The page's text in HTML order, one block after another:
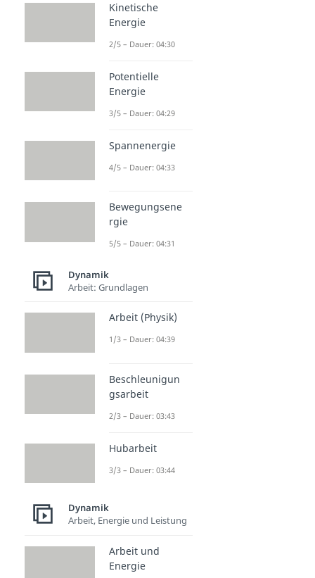
Kinetische
Energie
2/5 – Dauer: 04:30
Potentielle
Energie
3/5 – Dauer: 04:29
Spannenergie
4/5 – Dauer: 04:33
Bewegungsene
rgie
5/5 – Dauer: 04:31
Dynamik
Arbeit: Grundlagen
Arbeit (Physik)
1/3 – Dauer: 04:39
Beschleunigun
gsarbeit
2/3 – Dauer: 03:43
Hubarbeit
3/3 – Dauer: 03:44
Dynamik
Arbeit, Energie und Leistung
Arbeit und
Energie